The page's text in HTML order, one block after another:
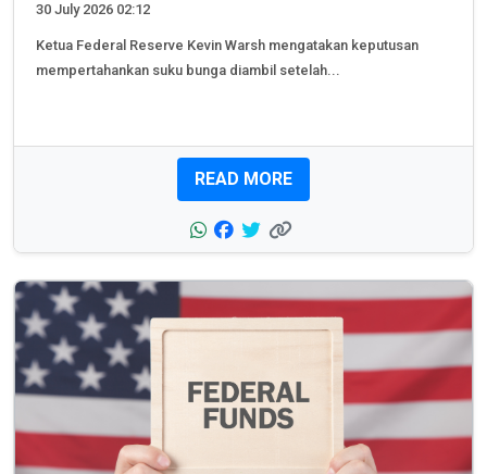
30 July 2026 02:12
Ketua Federal Reserve Kevin Warsh mengatakan keputusan
mempertahankan suku bunga diambil setelah...
READ MORE